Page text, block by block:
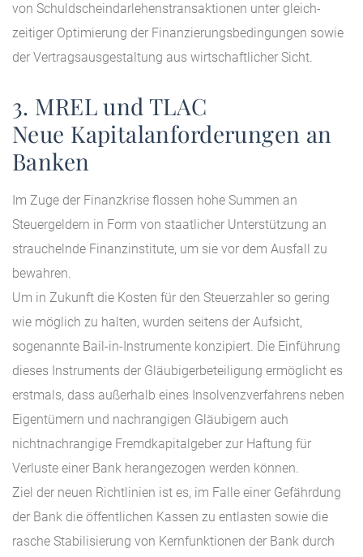
von Schuldscheindarlehenstransaktionen unter gleich-
zeitiger Optimierung der Finanzierungsbedingungen sowie
der Vertragsausgestaltung aus wirtschaftlicher Sicht.
3. MREL und TLAC
Neue Kapitalanforderungen an
Banken
Im Zuge der Finanzkrise flossen hohe Summen an
Steuergeldern in Form von staatlicher Unterstützung an
strauchelnde Finanzinstitute, um sie vor dem Ausfall zu
bewahren.
Um in Zukunft die Kosten für den Steuerzahler so gering
wie möglich zu halten, wurden seitens der Aufsicht,
sogenannte Bail-in-Instrumente konzipiert. Die Einführung
dieses Instruments der Gläubigerbeteiligung ermöglicht es
erstmals, dass außerhalb eines Insolvenzverfahrens neben
Eigentümern und nachrangigen Gläubigern auch
nichtnachrangige Fremdkapitalgeber zur Haftung für
Verluste einer Bank herangezogen werden können.
Ziel der neuen Richtlinien ist es, im Falle einer Gefährdung
der Bank die öffentlichen Kassen zu entlasten sowie die
rasche Stabilisierung von Kernfunktionen der Bank durch